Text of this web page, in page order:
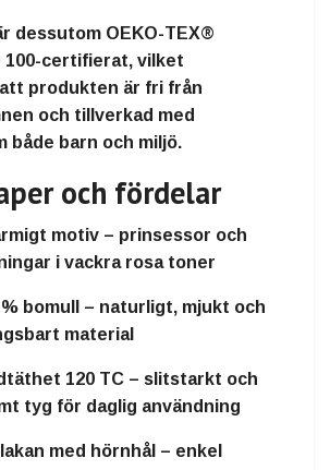
dessutom OEKO-TEX®
100-certifierat, vilket
produkten är fri från
och tillverkad med
både barn och miljö.
och fördelar
motiv – prinsessor och
i vackra rosa toner
bomull
– naturligt, mjukt och
material
120 TC – slitstarkt och
tyg för daglig användning
med hörnhål – enkel